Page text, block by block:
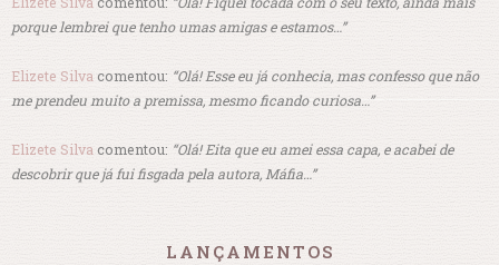
porque lembrei que tenho umas amigas e estamos…”
Elizete Silva comentou: “Olá! Esse eu já conhecia, mas confesso que não
me prendeu muito a premissa, mesmo ficando curiosa…”
Elizete Silva comentou: “Olá! Eita que eu amei essa capa, e acabei de
descobrir que já fui fisgada pela autora, Máfia…”
LANÇAMENTOS